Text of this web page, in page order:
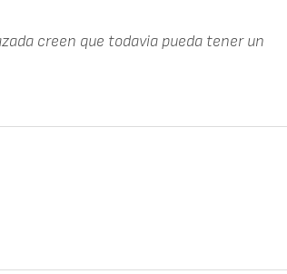
creen que todavia pueda tener un